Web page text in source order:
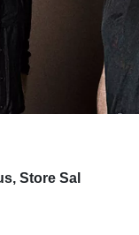
Store Sal